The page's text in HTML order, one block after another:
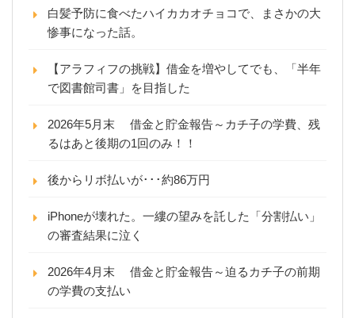
白髪予防に食べたハイカカオチョコで、まさかの大
惨事になった話。
【アラフィフの挑戦】借金を増やしてでも、「半年
で図書館司書」を目指した
2026年5月末 借金と貯金報告～カチ子の学費、残
るはあと後期の1回のみ！！
後からリボ払いが･･･約86万円
iPhoneが壊れた。一縷の望みを託した「分割払い」
の審査結果に泣く
2026年4月末 借金と貯金報告～迫るカチ子の前期
の学費の支払い